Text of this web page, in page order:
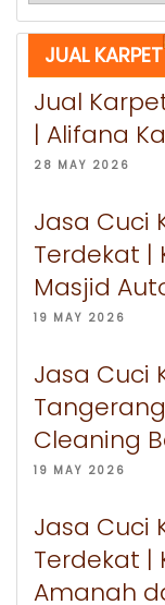
JUAL KARPET
Jual
| Alifana
28 MAY 2026
Jasa Cuci
Terdekat |
Masjid
19 MAY 2026
Jasa Cuci
Cleaning
19 MAY 2026
Jasa Cuci
Terdekat |
Amanah